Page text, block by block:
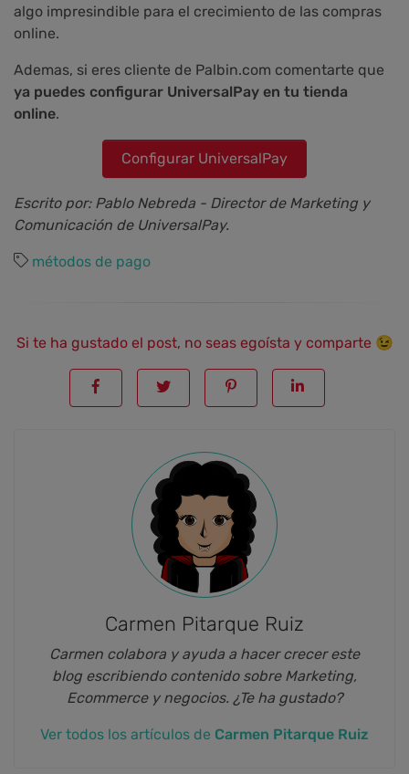
algo impresindible para el crecimiento de las compras
online.
Ademas, si eres cliente de Palbin.com comentarte que
ya puedes configurar UniversalPay en tu tienda
online.
Configurar UniversalPay
Escrito por: Pablo Nebreda - Director de Marketing y
Comunicación de UniversalPay.
métodos de pago
Si te ha gustado el post, no seas egoísta y comparte 😉
Carmen Pitarque Ruiz
Carmen colabora y ayuda a hacer crecer este
blog escribiendo contenido sobre Marketing,
Ecommerce y negocios. ¿Te ha gustado?
Ver todos los artículos de Carmen Pitarque Ruiz